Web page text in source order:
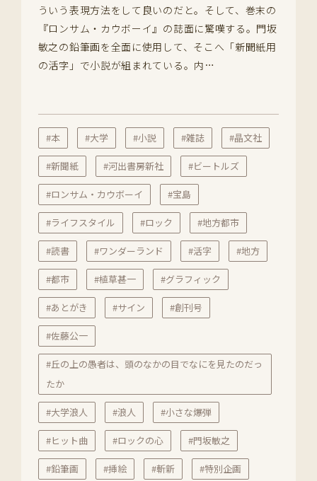
ういう表現方法をして良いのだと。そして、巻末の
『ロンサム・カウボーイ』の誌面に驚嘆する。門坂
敏之の鉛筆画を全面に使用して、そこへ「新聞紙用
の活字」で小説が組まれている。内…
#本 #大学 #小説 #雑誌 #晶文社
#新聞紙 #河出書房新社 #ビートルズ
#ロンサム・カウボーイ #宝島
#ライフスタイル #ロック #地方都市
#読書 #ワンダーランド #活字 #地方
#都市 #植草甚一 #グラフィック
#あとがき #サイン #創刊号
#佐藤公一
#丘の上の愚者は、頭のなかの目でなにを見たのだっ
たか
#大学浪人 #浪人 #小さな爆弾
#ヒット曲 #ロックの心 #門坂敏之
#鉛筆画 #挿絵 #斬新 #特別企画